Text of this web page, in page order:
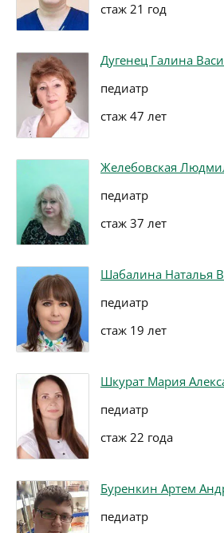
стаж 21 год
Дугенец Галина
педиатр
стаж 47 лет
Желебовская
педиатр
стаж 37 лет
Шабалина Наталья
педиатр
стаж 19 лет
Шкурат Мария
педиатр
стаж 22 года
Буренкин Артем
педиатр